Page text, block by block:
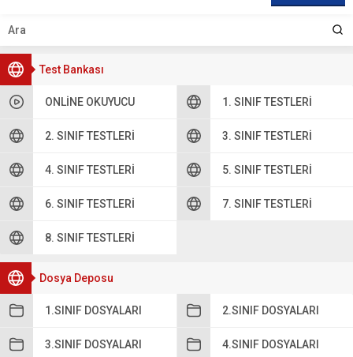
Test Bankası
ONLINE OKUYUCU 1. SINIF TESTLERI
2. SINIF TESTLERI 3. SINIF TESTLERI
4. SINIF TESTLERI 5. SINIF TESTLERI
6. SINIF TESTLERI 7. SINIF TESTLERI
8. SINIF TESTLERI
Dosya Deposu
1.SINIF DOSYALARI 2.SINIF DOSYALARI
3.SINIF DOSYALARI 4.SINIF DOSYALARI